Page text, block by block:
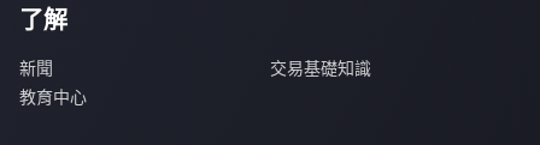
了解
新聞
交易基礎知識
教育中心